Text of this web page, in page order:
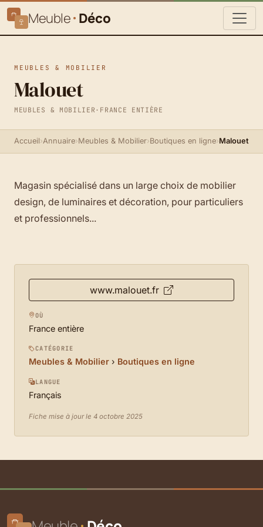
Meuble Déco
MEUBLES & MOBILIER
Malouet
MEUBLES & MOBILIER · FRANCE ENTIÈRE
Accueil›Annuaire›Meubles & Mobilier›Boutiques en ligne›Malouet
Magasin spécialisé dans un large choix de mobilier
design, de luminaires et décoration, pour particuliers
et professionnels...
www.malouet.fr
OÙ
France entière
CATÉGORIE
Meubles & Mobilier › Boutiques en ligne
LANGUE
Français
Fiche mise à jour le 4 octobre 2025